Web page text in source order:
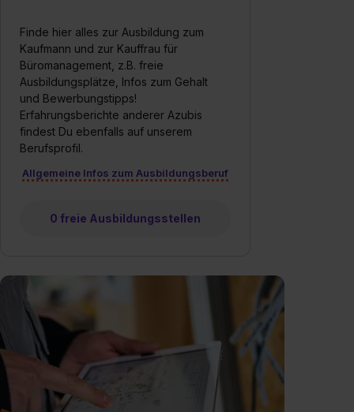
Finde hier alles zur Ausbildung zum
Kaufmann und zur Kauffrau für
Büromanagement, z.B. freie
Ausbildungsplätze, Infos zum Gehalt
und Bewerbungstipps!
Erfahrungsberichte anderer Azubis
findest Du ebenfalls auf unserem
Berufsprofil.
Allgemeine Infos zum Ausbildungsberuf
0 freie Ausbildungsstellen